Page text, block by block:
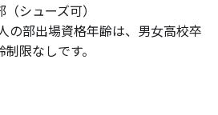
シューズ可）
の部出場資格年齢は、男女高校卒
限なしです。